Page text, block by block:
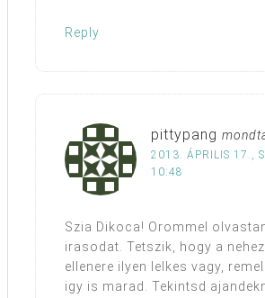
Reply
pittypang
2013. ÁPRILIS 17.,
10:48
Szia Dikoca! Orommel
irasodat. Tetszik, hogy a
ellenere ilyen lelkes vagy,
igy is marad. Tekintsd